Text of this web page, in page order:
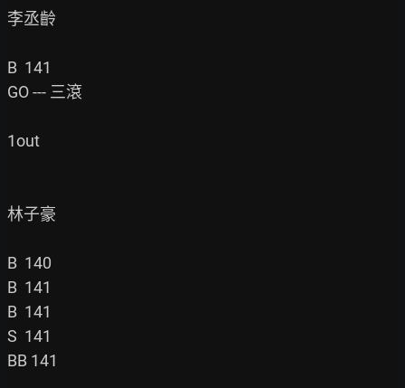
李丞齡
B  141
GO --- 三滾
1out
林子豪
B  140
B  141
B  141
S  141
BB 141